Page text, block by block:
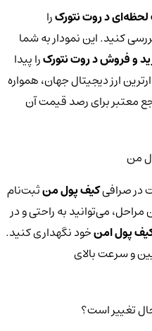
د روت نتورکرا
کنید. این نمودار به شما
و فروش د روت نتورکرا پیدا
ارز دیجیتال جهان، همواره
معتبر برای رصد قیمت آن
من
صرافیکیف پول منثبت‌نام
می‌توانید به راحتی و در
پول امنخود نگهداری کنید.
و سرعت بالای
تغییر است؟